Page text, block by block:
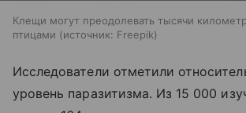
Клещи могут преодолевать тысячи
птицами
источник: Freepik
Исследователи отметили
уровень паразитизма. Из 15 000